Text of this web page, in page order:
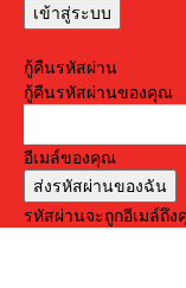
กู้คืนรหัสผ่าน
กู้คืนรหัสผ่านของคุณ
อีเมล์ของคุณ
รหัสผ่านจะถูกอีเมล์ถึ